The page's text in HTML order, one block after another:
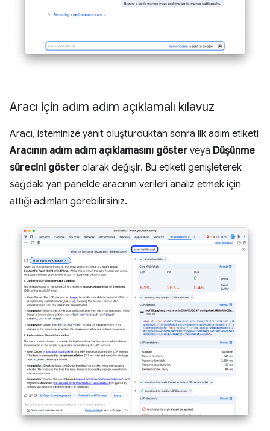
Aracı için adım adım açıklamalı kılavuz
Aracı, isteminize yanıt oluşturduktan sonra ilk adım etiketi
Aracının adım adım açıklamasını göster veya Düşünme
sürecini göster olarak değişir. Bu etiketi genişleterek
sağdaki yan panelde aracının verileri analiz etmek için
attığı adımları görebilirsiniz.